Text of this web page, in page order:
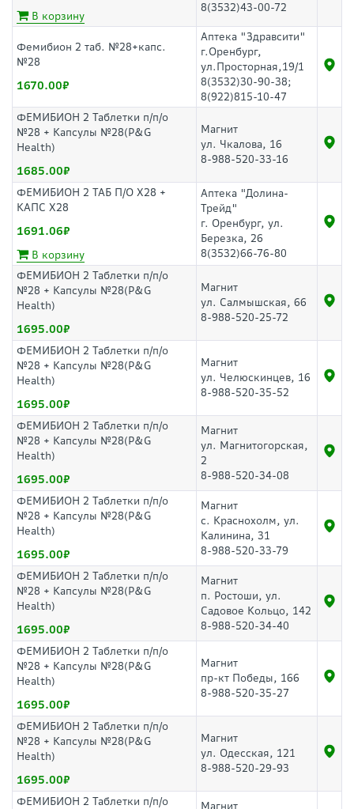
В корзину
8(3532)43-00-72
Фемибион 2 таб. №28+капс.
№28
1670.00
Аптека "Здравсити"
г.Оренбург,
ул.Просторная,19/1
8(3532)30-90-38;
8(922)815-10-47
ФЕМИБИОН 2 Таблетки п/п/о
№28 + Капсулы №28(P&G
Health)
1685.00
Магнит
ул. Чкалова, 16
8-988-520-33-16
ФЕМИБИОН 2 ТАБ П/О Х28 +
КАПС Х28
1691.06
В корзину
Аптека "Долина-
Трейд"
г. Оренбург, ул.
Березка, 26
8(3532)66-76-80
ФЕМИБИОН 2 Таблетки п/п/о
№28 + Капсулы №28(P&G
Health)
1695.00
Магнит
ул. Салмышская, 66
8-988-520-25-72
ФЕМИБИОН 2 Таблетки п/п/о
№28 + Капсулы №28(P&G
Health)
1695.00
Магнит
ул. Челюскинцев, 16
8-988-520-35-52
ФЕМИБИОН 2 Таблетки п/п/о
№28 + Капсулы №28(P&G
Health)
1695.00
Магнит
ул. Магнитогорская,
2
8-988-520-34-08
ФЕМИБИОН 2 Таблетки п/п/о
№28 + Капсулы №28(P&G
Health)
1695.00
Магнит
с. Краснохолм, ул.
Калинина, 31
8-988-520-33-79
ФЕМИБИОН 2 Таблетки п/п/о
№28 + Капсулы №28(P&G
Health)
1695.00
Магнит
п. Ростоши, ул.
Садовое Кольцо, 142
8-988-520-34-40
ФЕМИБИОН 2 Таблетки п/п/о
№28 + Капсулы №28(P&G
Health)
1695.00
Магнит
пр-кт Победы, 166
8-988-520-35-27
ФЕМИБИОН 2 Таблетки п/п/о
№28 + Капсулы №28(P&G
Health)
1695.00
Магнит
ул. Одесская, 121
8-988-520-29-93
ФЕМИБИОН 2 Таблетки п/п/о Магнит